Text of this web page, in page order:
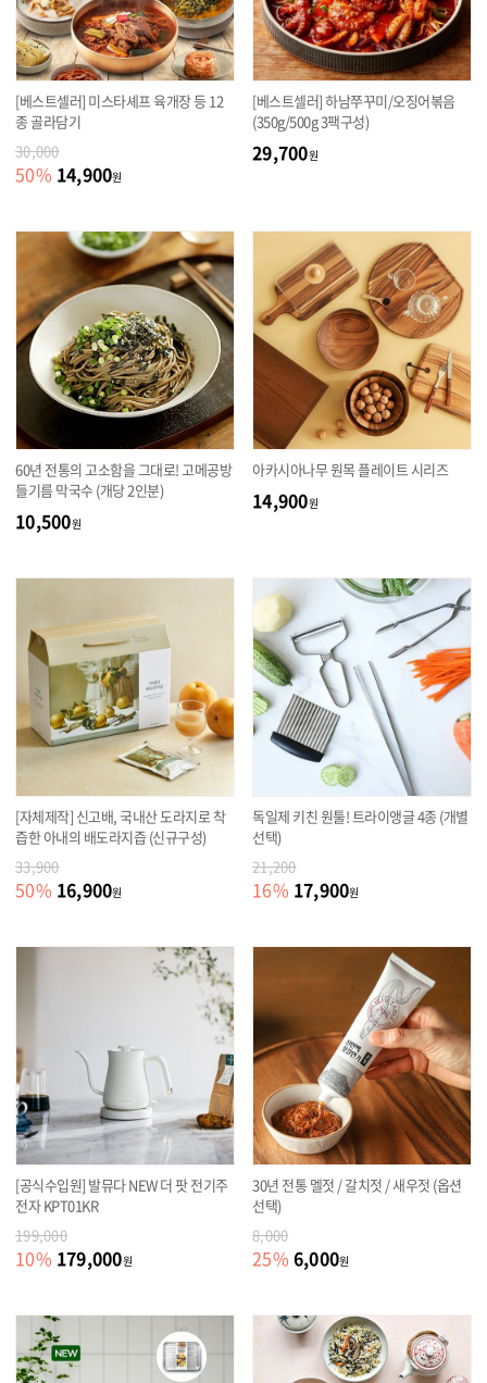
[베스트셀러] 미스타셰프 육개장 등 12
종 골라담기
30,000
50% 14,900원
[베스트셀러] 하남쭈꾸미/오징어볶음
(350g/500g 3팩구성)
29,700원
60년 전통의 고소함을 그대로! 고메공방
들기름 막국수 (개당 2인분)
10,500원
아카시아나무 원목 플레이트 시리즈
14,900원
[자체제작] 신고배, 국내산 도라지로 착
즙한 아내의 배도라지즙 (신규구성)
33,900
50% 16,900원
독일제 키친 원툴! 트라이앵글 4종 (개별
선택)
21,200
16% 17,900원
[공식수입원] 발뮤다 NEW 더 팟 전기주
전자 KPT01KR
199,000
10% 179,000원
30년 전통 멜젓 / 갈치젓 / 새우젓 (옵션
선택)
8,000
25% 6,000원